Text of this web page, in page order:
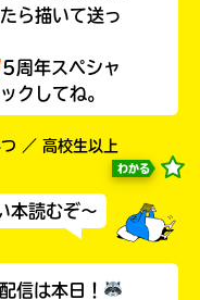
みんなの絵が
ら描いて送っ
5周年スペシャ
クしてね。
／ 高校生以上
わかる
本読むぞ～
信は本日！